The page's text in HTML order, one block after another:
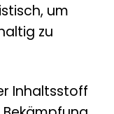
um
zu
Inhaltsstoff